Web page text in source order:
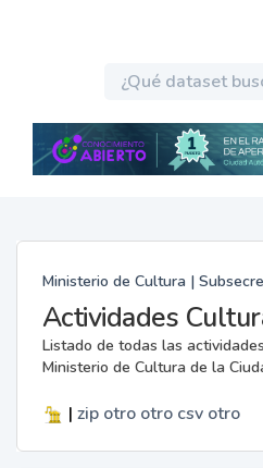
Ministerio de Cultura |
Actividades
Listado de todas las
Ministerio de Cultura de la
| zip otro otro csv otro